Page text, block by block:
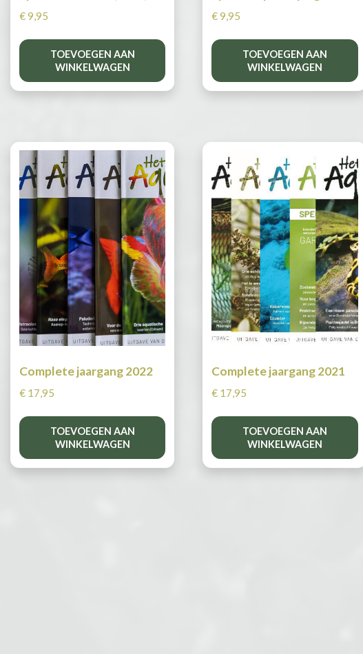
€9,95
TOEVOEGEN AAN
WINKELWAGEN
€9,95
TOEVOEGEN AAN
WINKELWAGEN
Complete jaargang 2022
€17,95
TOEVOEGEN AAN
WINKELWAGEN
Complete jaargang 2021
€ 17,95
TOEVOEGEN AAN
WINKELWAGEN